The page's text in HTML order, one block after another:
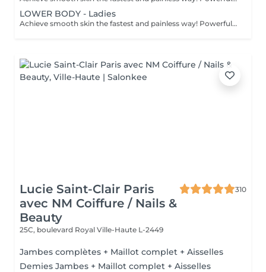
LOWER BODY - Ladies
Achieve smooth skin the fastest and painless way! Powerful results with our advanced Soprano ICE Platinum laser machine. The Soprano ICE Platinum is an advanced laser hair removal system by Alma that combines three powerful wavelengths in one handpiece. This unique technology allows it to target different layers of the hair follicle at the same time, giving more effective and lasting results. It offers: 3 combined wavelengths(Alexandrite, Diode "Speed" and Yag) that cover the full range of hair types and skin tones, apart from grey hair. Virtually painless treatments, thanks to the gentle heating method and advanced ICE cooling system. A proven safety record, trusted by clinics worldwide. Safe for all skin types, including tanned skin. What to expect: on average noticeable effects happen after your first session and final results achieved after 6-8 treatments. Age recommendations: best suited for individuals aged 16-18 and above. Before treatment care: - Avoid sun/tanning 2 weeks prior on the area of treatment. - Avoid waxing, plucking, threading, or using depilatory creams for 4 weeks prior to treatment. The laser targets the hair root, which must be present for the treatment to be effective. - Shave the treatment area 24 hours before your appointment. Do not shave immediately before the treatment to avoid skin irritation. - Avoid chemical peels, retinoids, glycolic acid, or exfoliating treatments in the treatment area for at least 1 week prior. - Avoid excessive alcohol(24h) or caffeine on the day of your session. After treatment care: Following your Soprano ICE Platinum laser hair removal session, it's important to care for your skin properly to keep it calm, smooth, and protected. - First 48 hours avoid hot showers, saunas, steam rooms, or heavy workouts. Apply aloe vera gel or a cool compress if the skin feels warm or slightly red. - Slight redness or mild sensitivity is normallet it heal naturally. - Avoid direct sun exposure for at least 1-2 weeks after treatment. - Always use a broad-spectrum SPF 30+ sunscreen on treated areas if exposed to sunlight. - No tanning beds or self-tanners until the skin fully recovers. - Do not wax, pluck, or thread between sessionsonly shave if needed. - Expect some hairs to shed naturally over the next 1-3 weeks. - You may gently exfoliate after 5-7 days to help loosen shedding hairs. Treatment frequency: sessions are recommended every 6-12 weeks, with a total of 6-8 treatments depending on the area.
Lucie Saint-Clair Paris
avec NM Coiffure / Nails &
Beauty
310
25C, boulevard Royal Ville-Haute L-2449
Jambes complètes + Maillot complet + Aisselles
Demies Jambes + Maillot complet + Aisselles